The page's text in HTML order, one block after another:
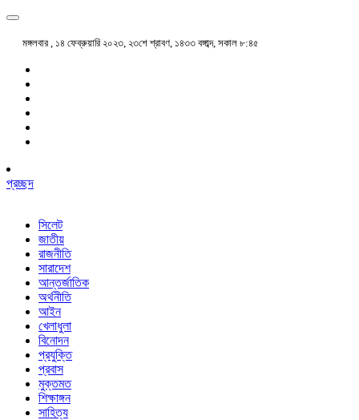
মঙ্গলবার , ১৪ ফেব্রুয়ারি ২০২৩, ২৩শে শ্রাবণ, ১৪৩৩ বঙ্গাব্দ, সকাল ৮:৪৫
প্রচ্ছদ
সিলেট
জাতীয়
রাজনীতি
সারাদেশ
আন্তর্জাতিক
অর্থনীতি
আইন
খেলাধুলা
বিনোদন
প্রযুক্তি
প্রবাস
মুক্তমত
শিক্ষাঙ্গন
সাহিত্য